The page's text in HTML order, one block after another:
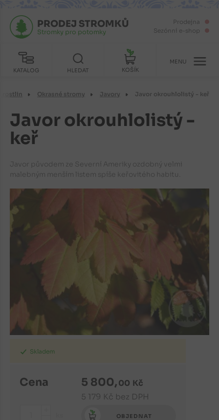
Prodejna
Sezónní e-shop
KATALOG
PRODEJ STROMKŮ
Stromky pro potomky
HLEDAT KOŠÍK
MENU
rostlin Okrasné stromy Javory Javor okrouhlolistý - keř
Javor okrouhlolistý -
keř
Javor původem ze Severní Ameriky ozdobný velmi
malebným menším listem spíše keřovitého habitu.
Skladem
Cena 5 800,00 Kč
5 179 Kč bez DPH
OBJEDNAT